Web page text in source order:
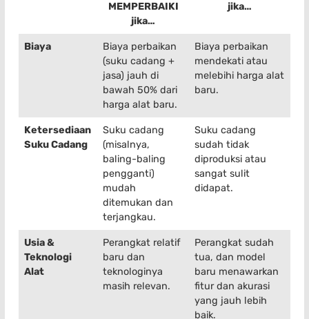
MEMPERBAIKI
jika…
jika…
Biaya
Biaya perbaikan
(suku cadang +
jasa) jauh di
bawah 50% dari
harga alat baru.
Biaya perbaikan
mendekati atau
melebihi harga alat
baru.
Ketersediaan
Suku Cadang
Suku cadang
(misalnya,
baling-baling
pengganti)
mudah
ditemukan dan
terjangkau.
Suku cadang
sudah tidak
diproduksi atau
sangat sulit
didapat.
Usia &
Teknologi
Alat
Perangkat relatif
baru dan
teknologinya
masih relevan.
Perangkat sudah
tua, dan model
baru menawarkan
fitur dan akurasi
yang jauh lebih
baik.